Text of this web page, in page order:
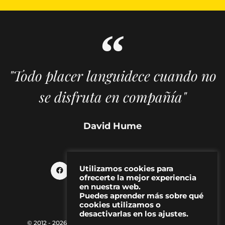
"Todo placer languidece cuando no
se disfruta en compañía"
David Hume
© 2012 - 2026 MAKMA | Revista de artes visuales y cultura
Utilizamos cookies para
ofrecerte la mejor experiencia
en nuestra web.
Puedes aprender más sobre qué
cookies utilizamos o
desactivarlas en los ajustes.